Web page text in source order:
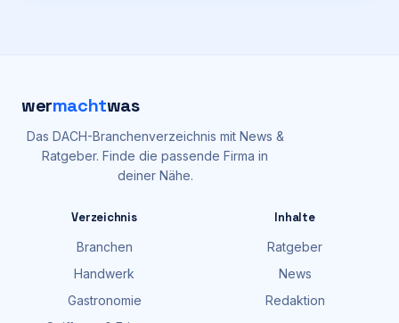
wermachtwas
Das DACH-Branchenverzeichnis mit News &
Ratgeber. Finde die passende Firma in
deiner Nähe.
Verzeichnis
Branchen
Handwerk
Gastronomie
Inhalte
Ratgeber
News
Redaktion